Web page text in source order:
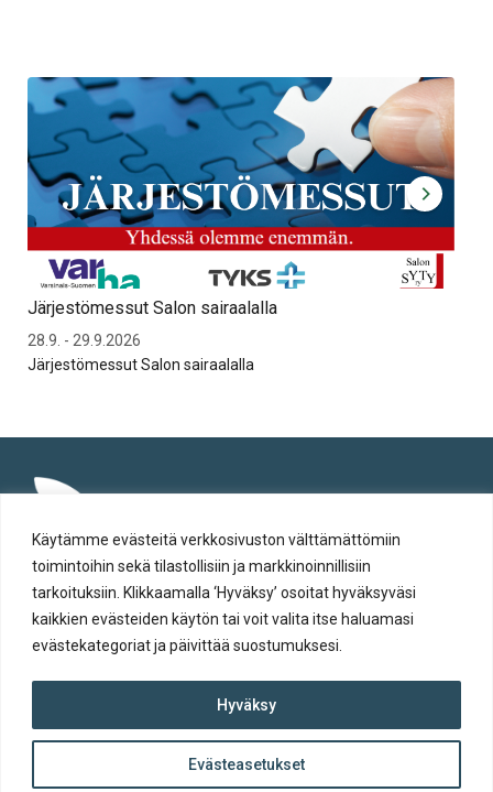
Käytämme evästeitä verkkosivuston välttämättömiin
toimintoihin sekä tilastollisiin ja markkinoinnillisiin
tarkoituksiin. Klikkaamalla ‘Hyväksy’ osoitat hyväksyväsi
kaikkien evästeiden käytön tai voit valita itse haluamasi
evästekategoriat ja päivittää suostumuksesi.
Evästeasetukset
Hyväksy
Järjestömessut Salon sairaalalla
28.9. - 29.9.2026
Järjestömessut Salon sairaalalla
Saavutettavuusseloste